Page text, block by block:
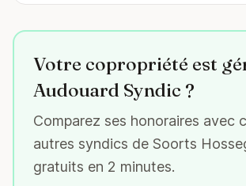
Votre copropriété est
Audouard Syndic ?
Comparez ses honoraires avec
autres syndics de Soorts
gratuits en 2 minutes.